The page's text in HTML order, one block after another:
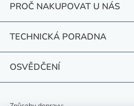
PROČ NAKUPOVAT U NÁS
TECHNICKÁ PORADNA
OSVĚDČENÍ